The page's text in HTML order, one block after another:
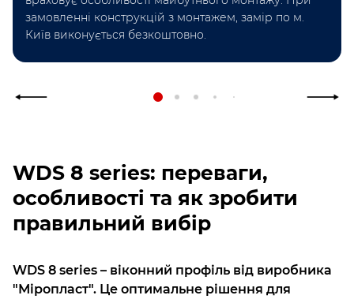
замовленні конструкцій з монтажем, замір по м.
Київ виконується безкоштовно.
WDS 8 series: переваги,
особливості та як зробити
правильний вибір
WDS 8 series – віконний профіль від виробника
"Міропласт". Це оптимальне рішення для